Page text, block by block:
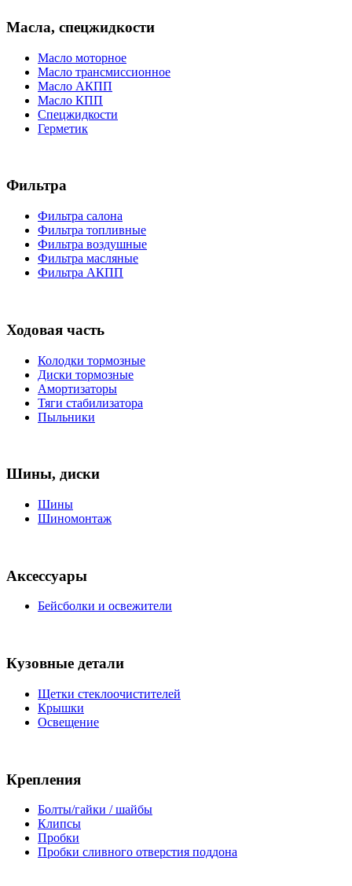
Масла, спецжидкости
Масло моторное
Масло трансмиссионное
Масло АКПП
Масло КПП
Спецжидкости
Герметик
Фильтра
Фильтра салона
Фильтра топливные
Фильтра воздушные
Фильтра масляные
Фильтра АКПП
Ходовая часть
Колодки тормозные
Диски тормозные
Амортизаторы
Тяги стабилизатора
Пыльники
Шины, диски
Шины
Шиномонтаж
Аксессуары
Бейсболки и освежители
Кузовные детали
Щетки стеклоочистителей
Крышки
Освещение
Крепления
Болты/гайки / шайбы
Клипсы
Пробки
Пробки сливного отверстия поддона